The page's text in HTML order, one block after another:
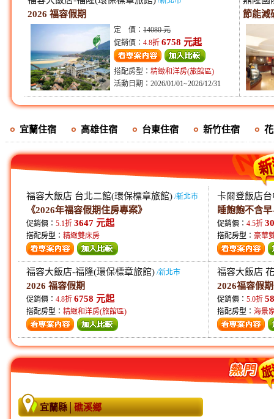
2026 福容假期
定 價： 14080 元
促銷價： 4.8折 6758 元起
搭配房型： 精緻和洋房(旅館區)
活動日期：2026/01/01~2026/12/31
節能減
宜蘭住宿 高雄住宿 台東住宿 新竹住宿
福容大飯店 台北二館(環保標章旅館) /新北市
《2026年福容假期住房專案》
促銷價： 5.1折 3647 元起
搭配房型： 精緻雙床房
福容大飯店-福隆(環保標章旅館) /新北市
2026 福容假期
促銷價： 4.8折 6758 元起
搭配房型： 精緻和洋房(旅館區)
卡爾登飯店台
睡飽飽不含
促銷價： 4.5折
搭配房型： 豪華
福容大飯店
2026福容假
促銷價： 5.0折
搭配房型： 海景
宜蘭縣│礁溪鄉